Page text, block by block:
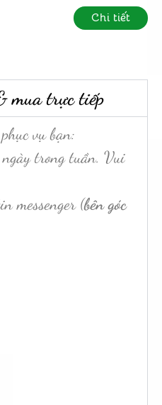
Chi tiết
mua trực tiếp
vụ bạn:
trong tuần. Vui
messenger (bên góc